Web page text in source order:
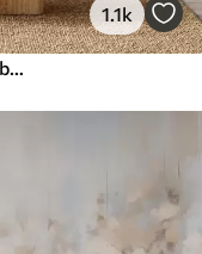
1.1k